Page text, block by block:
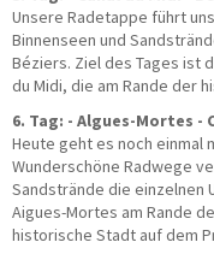
Unsere Radetappe führt
Binnenseen und
Béziers. Ziel des Tages ist
du Midi, die am Rande der
6. Tag: - Algues-Mortes -
Heute geht es noch einmal
Wunderschöne Radwege
Sandstrände die einzelnen
Aigues-Mortes am Rande
historische Stadt auf dem